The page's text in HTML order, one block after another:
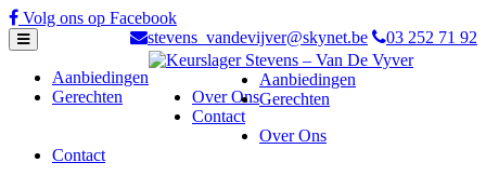
Skip
to
content
Volg ons op Facebook
stevens_vandevijver@skynet.be
03 252 71 92
Aanbiedingen
Gerechten
Over Ons
Contact
Aanbiedingen
Gerechten
Over Ons
Contact